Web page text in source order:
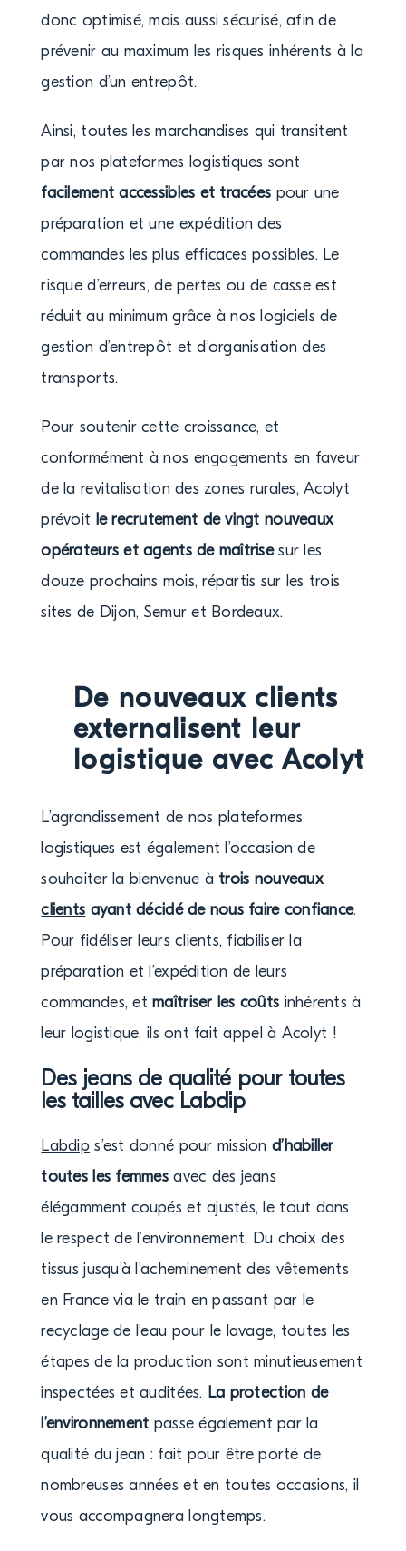
donc optimisé, mais aussi sécurisé, afin de
prévenir au maximum les risques inhérents à la
gestion d’un entrepôt.
Ainsi, toutes les marchandises qui transitent
par nos plateformes logistiques sont
facilement accessibles et tracées pour une
préparation et une expédition des
commandes les plus efficaces possibles. Le
risque d’erreurs, de pertes ou de casse est
réduit au minimum grâce à nos logiciels de
gestion d’entrepôt et d’organisation des
transports.
Pour soutenir cette croissance, et
conformément à nos engagements en faveur
de la revitalisation des zones rurales, Acolyt
prévoit le recrutement de vingt nouveaux
opérateurs et agents de maîtrisesur les
douze prochains mois, répartis sur les trois
sites de Dijon, Semur et Bordeaux.
De nouveaux clients
externalisent leur
logistique avec Acolyt
L’agrandissement de nos plateformes
logistiques est également l’occasion de
souhaiter la bienvenue à trois nouveaux
clients ayant décidé de nous faire confiance.
Pour fidéliser leurs clients, fiabiliser la
préparation et l’expédition de leurs
commandes, etmaîtriser les coûts inhérents à
leur logistique, ils ont fait appel à Acolyt !
Des jeans de qualité pour toutes
les tailles avec Labdip
Labdip s’est donné pour missiond’habiller
toutes les femmesavec des jeans
élégamment coupés et ajustés, le tout dans
le respect de l’environnement. Du choix des
tissus jusqu’à l’acheminement des vêtements
en France via le train en passant par le
recyclage de l’eau pour le lavage, toutes les
étapes de la production sont minutieusement
inspectées et auditées. La protection de
l’environnement passe également par la
qualité du jean : fait pour être porté de
nombreuses années et en toutes occasions, il
vous accompagnera longtemps.